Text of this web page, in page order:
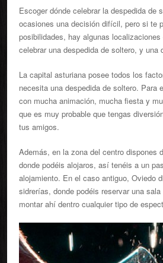
Escoger dónde celebrar la despedida de
ocasiones una decisión difícil, pero si te
posibilidades, hay algunas
celebrar una despedida de soltero, y una
La capital asturiana posee todos los
necesita una despedida de soltero. Para
con mucha animación, mucha fiesta y
que es muy probable que tengas
tus amigos.
Además, en la zona del centro dispones
donde podéis alojaros, así tenéis a un
alojamiento. En el caso antiguo, Oviedo
sidrerías, donde podéis reservar una
montar ahí dentro cualquier tipo de